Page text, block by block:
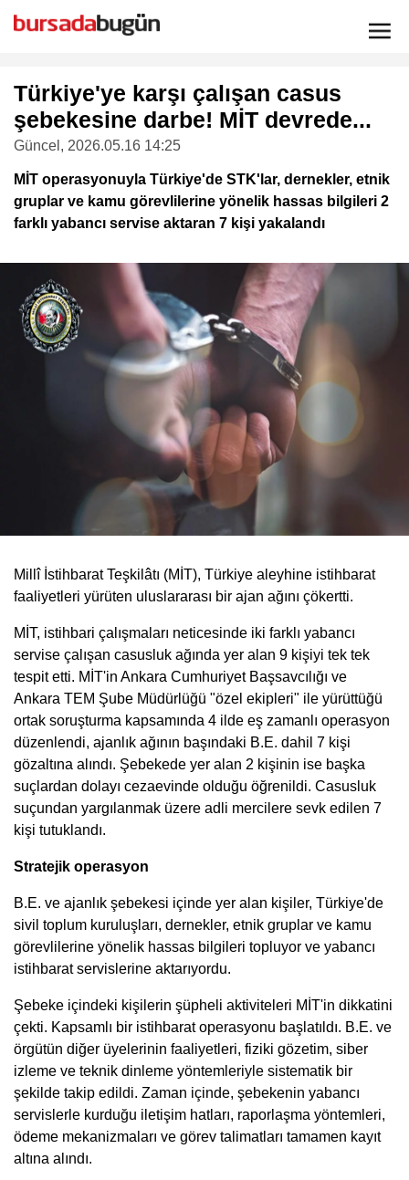
Türkiye'ye karşı çalışan casus
şebekesine darbe! MİT devrede...
Güncel , 2026.05.16 14:25
MİT operasyonuyla Türkiye'de STK'lar, dernekler, etnik
gruplar ve kamu görevlilerine yönelik hassas bilgileri 2
farklı yabancı servise aktaran 7 kişi yakalandı
Millî İstihbarat Teşkilâtı (MİT), Türkiye aleyhine istihbarat
faaliyetleri yürüten uluslararası bir ajan ağını çökertti.
MİT, istihbari çalışmaları neticesinde iki farklı yabancı
servise çalışan casusluk ağında yer alan 9 kişiyi tek tek
tespit etti. MİT'in Ankara Cumhuriyet Başsavcılığı ve
Ankara TEM Şube Müdürlüğü "özel ekipleri" ile yürüttüğü
ortak soruşturma kapsamında 4 ilde eş zamanlı operasyon
düzenlendi, ajanlık ağının başındaki B.E. dahil 7 kişi
gözaltına alındı. Şebekede yer alan 2 kişinin ise başka
suçlardan dolayı cezaevinde olduğu öğrenildi. Casusluk
suçundan yargılanmak üzere adli mercilere sevk edilen 7
kişi tutuklandı.
Stratejik operasyon
B.E. ve ajanlık şebekesi içinde yer alan kişiler, Türkiye'de
sivil toplum kuruluşları, dernekler, etnik gruplar ve kamu
görevlilerine yönelik hassas bilgileri topluyor ve yabancı
istihbarat servislerine aktarıyordu.
Şebeke içindeki kişilerin şüpheli aktiviteleri MİT'in dikkatini
çekti. Kapsamlı bir istihbarat operasyonu başlatıldı. B.E. ve
örgütün diğer üyelerinin faaliyetleri, fiziki gözetim, siber
izleme ve teknik dinleme yöntemleriyle sistematik bir
şekilde takip edildi. Zaman içinde, şebekenin yabancı
servislerle kurduğu iletişim hatları, raporlaşma yöntemleri,
ödeme mekanizmaları ve görev talimatları tamamen kayıt
altına alındı.